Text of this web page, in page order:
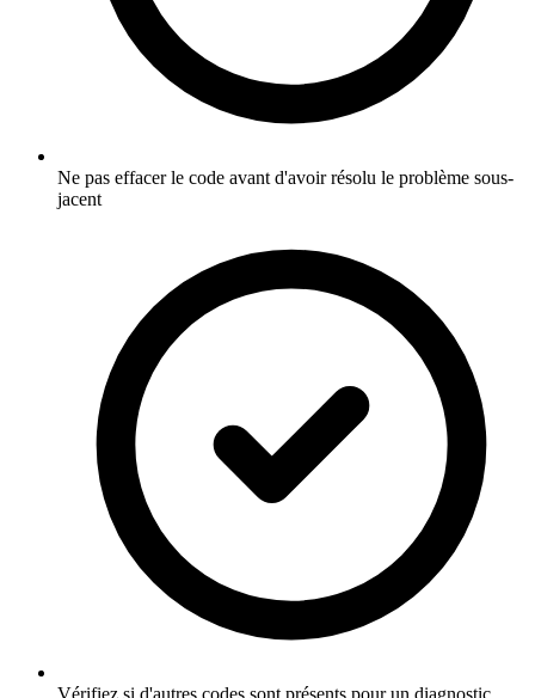
Ne pas effacer le code avant d'avoir résolu le problème sous-
jacent